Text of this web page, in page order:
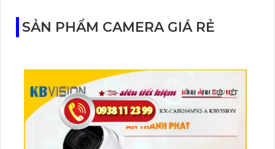
SẢN PHẨM CAMERA GIÁ RẺ